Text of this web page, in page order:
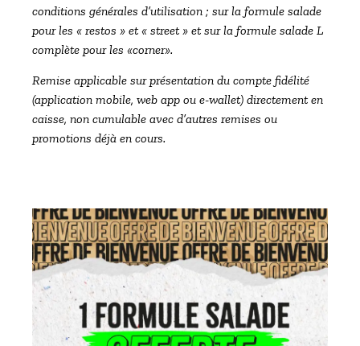
conditions générales d’utilisation ; sur la formule salade
pour les « restos » et « street » et sur la formule salade L
complète pour les «corner».
Remise applicable sur présentation du compte fidélité
(application mobile, web app ou e-wallet) directement en
caisse, non cumulable avec d’autres remises ou
promotions déjà en cours.